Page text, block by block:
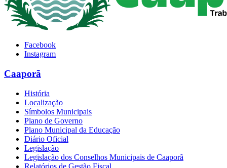
Facebook
Instagram
Caaporã
História
Localização
Símbolos Municipais
Plano de Governo
Plano Municipal da Educação
Diário Oficial
Legislação
Legislação dos Conselhos Municipais de Caaporã
Relatórios de Gestão Fiscal